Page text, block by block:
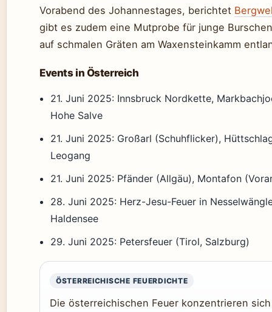
Vorabend des Johannestages, berichtet
gibt es zudem eine Mutprobe für junge
auf schmalen Gräten am Waxensteinkamm
Events in Österreich
21. Juni 2025: Innsbruck Nordkette,
Hohe Salve
21. Juni 2025: Großarl (Schuhflicker),
Leogang
21. Juni 2025: Pfänder (Allgäu), Montafon
28. Juni 2025: Herz-Jesu-Feuer in
Haldensee
29. Juni 2025: Petersfeuer (Tirol, Salzburg)
ÖSTERREICHISCHE FEUERDICHTE
Die österreichischen Feuer konzentrieren